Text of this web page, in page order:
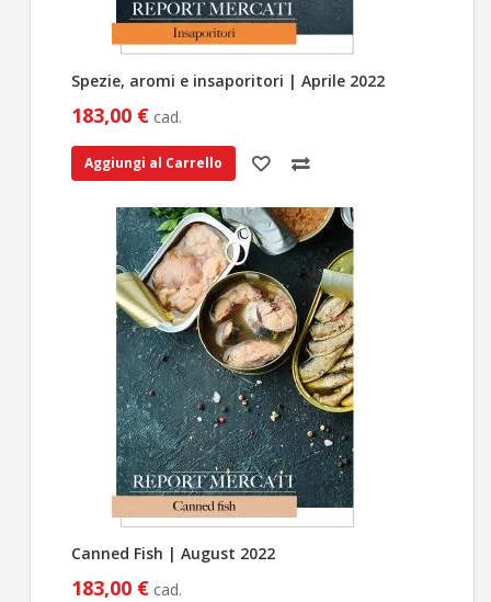
Spezie, aromi e insaporitori | Aprile 2022
183,00 € cad.
Aggiungi al Carrello
Canned Fish | August 2022
183,00 € cad.